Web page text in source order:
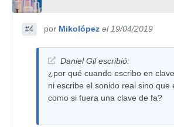
#4 por Mikolópez el 19/04/2019
Daniel Gil escribió:
¿por qué cuando escribo en
ni escribe el sonido real sino que
como si fuera una clave de fa?